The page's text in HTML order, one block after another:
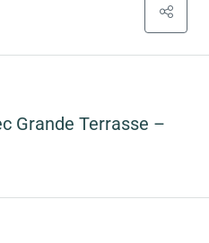
Grande Terrasse –